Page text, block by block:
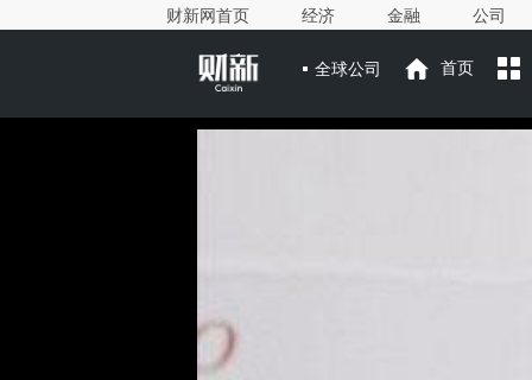
财新网首页 经济 金融 公司
全球公司 首页